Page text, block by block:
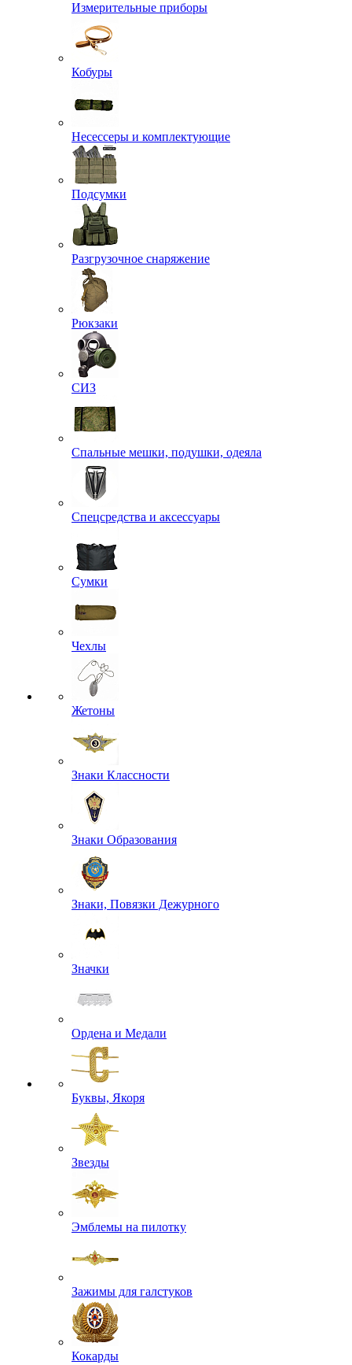
Измерительные приборы
Кобуры
Несессеры и комплектующие
Подсумки
Разгрузочное снаряжение
Рюкзаки
СИЗ
Спальные мешки, подушки, одеяла
Спецсредства и аксессуары
Сумки
Чехлы
Жетоны
Знаки Классности
Знаки Образования
Знаки, Повязки Дежурного
Значки
Ордена и Медали
Буквы, Якоря
Звезды
Эмблемы на пилотку
Зажимы для галстуков
Кокарды